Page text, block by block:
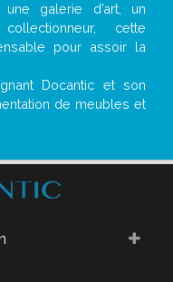
galerie d’art, un
cette
pour assoir la
Docantic et son
de meubles et